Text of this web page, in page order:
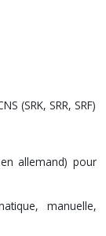
(SRK, SRR, SRF)
allemand) pour
manuelle,